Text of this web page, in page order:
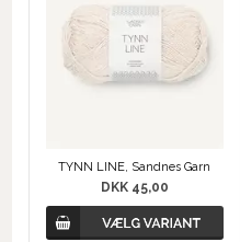
TYNN LINE, Sandnes Garn
DKK 45,00